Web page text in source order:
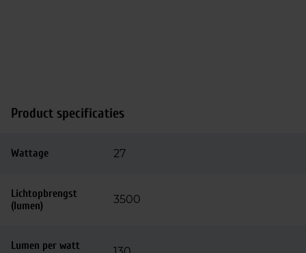
Product specificaties
Wattage 27
Lichtopbrengst
(lumen)
3500
Lumen per watt